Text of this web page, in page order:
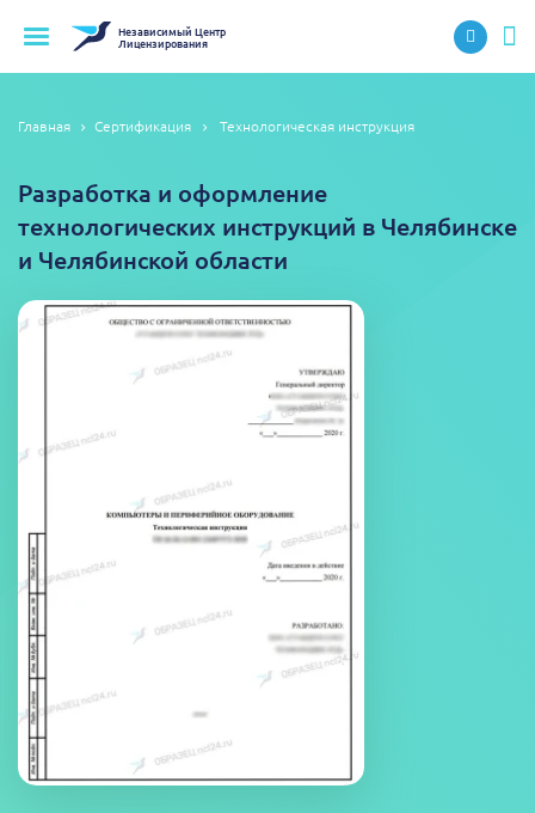
НезависимыйЦентр
Лицензирования
Главная Сертификация Технологическая инструкция
Разработка и оформление
технологических инструкций в Челябинске
и Челябинской области